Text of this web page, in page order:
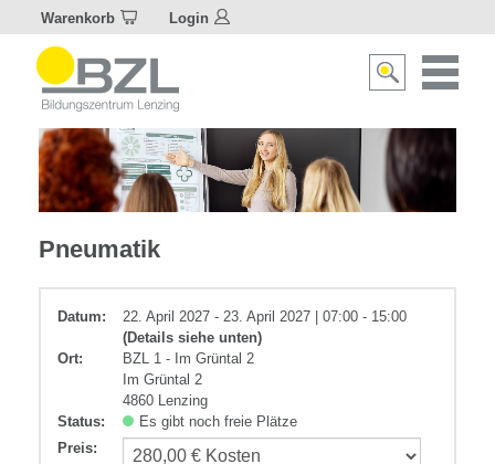
Warenkorb Login
Suche
Elektrotechnik
Pneumatik
Datum:
22. April 2027 - 23. April 2027 | 07:00 - 15:00
(Details siehe unten)
Ort:
BZL 1 - Im Grüntal 2
Im Grüntal 2
4860 Lenzing
Status:
Es gibt noch freie Plätze
Preis: